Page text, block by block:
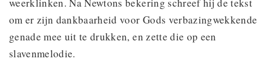
om er zijn dankbaarheid voor Gods verbazingwekkende
genade mee uit te drukken, en zette die op een
slavenmelodie.